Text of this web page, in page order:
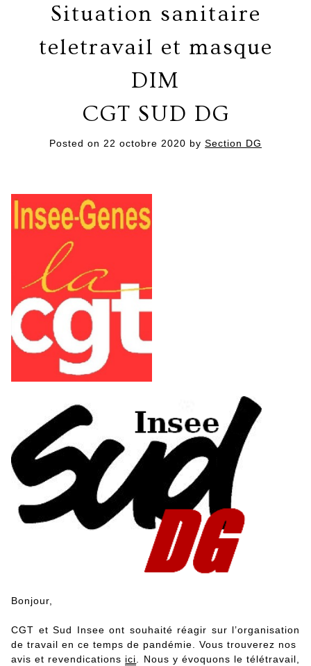
Situation sanitaire
teletravail et masque
DIM
CGT SUD DG
Posted on 22 octobre 2020 by Section DG
Bonjour,
CGT et Sud Insee ont souhaité réagir sur l’organisation
de travail en ce temps de pandémie. Vous trouverez nos
avis et revendications ici. Nous y évoquons le télétravail,